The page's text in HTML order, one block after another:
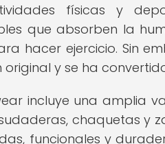
físicas y
que absorben la
hacer ejercicio. Sin
original y se ha
incluye una amplia
chaquetas y
funcionales y